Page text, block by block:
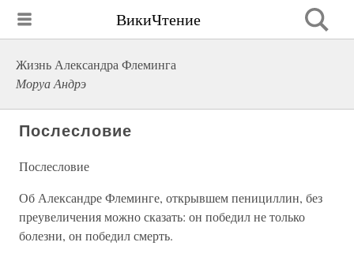
ВикиЧтение
Жизнь Александра Флеминга
Моруа Андрэ
Послесловие
Послесловие
Об Александре Флеминге, открывшем пенициллин, без
преувеличения можно сказать: он победил не только
болезни, он победил смерть.